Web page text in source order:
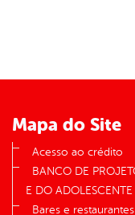
Mapa do Site
Acesso ao crédito
BANCO DE
E DO ADOLESCENTE
Bares e restaurantes